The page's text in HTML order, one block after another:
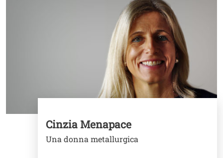
Cinzia Menapace
Una donna metallurgica